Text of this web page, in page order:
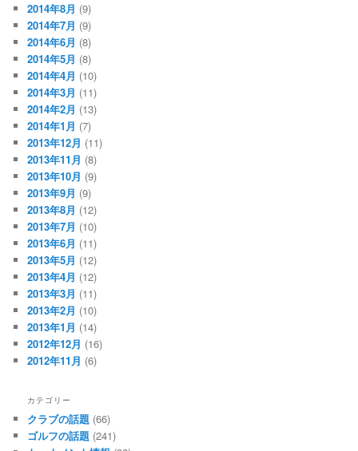
2014年8月 (9)
2014年7月 (9)
2014年6月 (8)
2014年5月 (8)
2014年4月 (10)
2014年3月 (11)
2014年2月 (13)
2014年1月 (7)
2013年12月 (11)
2013年11月 (8)
2013年10月 (9)
2013年9月 (9)
2013年8月 (12)
2013年7月 (10)
2013年6月 (11)
2013年5月 (12)
2013年4月 (12)
2013年3月 (11)
2013年2月 (10)
2013年1月 (14)
2012年12月 (16)
2012年11月 (6)
カテゴリー
クラブの話題 (66)
ゴルフの話題 (241)